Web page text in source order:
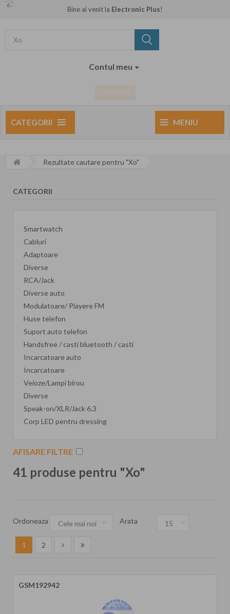
Bine ai venit la Electronic Plus!
Contul meu
CATEGORII MENIU
Rezultate cautare pentru "Xo"
CATEGORII
Smartwatch
Cabluri
Adaptoare
Diverse
RCA/Jack
Diverse auto
Modulatoare/ Playere FM
Huse telefon
Suport auto telefon
Handsfree / casti bluetooth / casti
Incarcatoare auto
Incarcatoare
Veioze/Lampi birou
Diverse
Speak-on/XLR/Jack 6.3
Corp LED pentru dressing
AFISARE FILTRE
41 produse pentru "Xo"
Ordoneaza Arata
1 2
GSM192942